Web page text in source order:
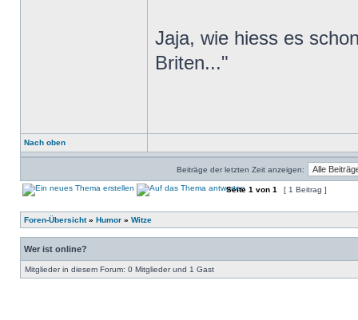
Jaja, wie hiess es
Briten..."
Nach oben
Beiträge der letzten Zeit anzeigen:
Seite 1 von 1 [ 1 Beitrag ]
Foren-Übersicht» Humor » Witze
Wer ist online?
Mitglieder in diesem Forum: 0 Mitglieder und 1 Gast